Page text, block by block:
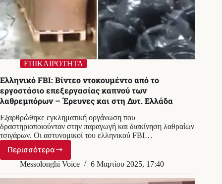
ΕΠΙΚΑΙΡΟΤΗΤΑ
Ελληνικό FBI: Βίντεο ντοκουμέντο από το
εργοστάσιο επεξεργασίας καπνού των
λαθρεμπόρων – Έρευνες και στη Δυτ. Ελλάδα
Εξαρθρώθηκε εγκληματική οργάνωση που
δραστηριοποιούνταν στην παραγωγή και διακίνηση λαθραίων
τσιγάρων. Οι αστυνομικοί του ελληνικού FBI…
Περισσότερα
Ελληνικό
FBI:
ντοκουμέντο
Messolonghi Voice 6 Μαρτίου 2025, 17:40